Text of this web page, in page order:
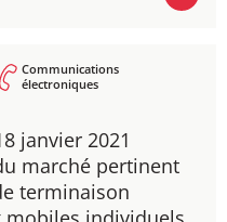
janvier 2021
marché pertinent
terminaison
Communications
électroniques